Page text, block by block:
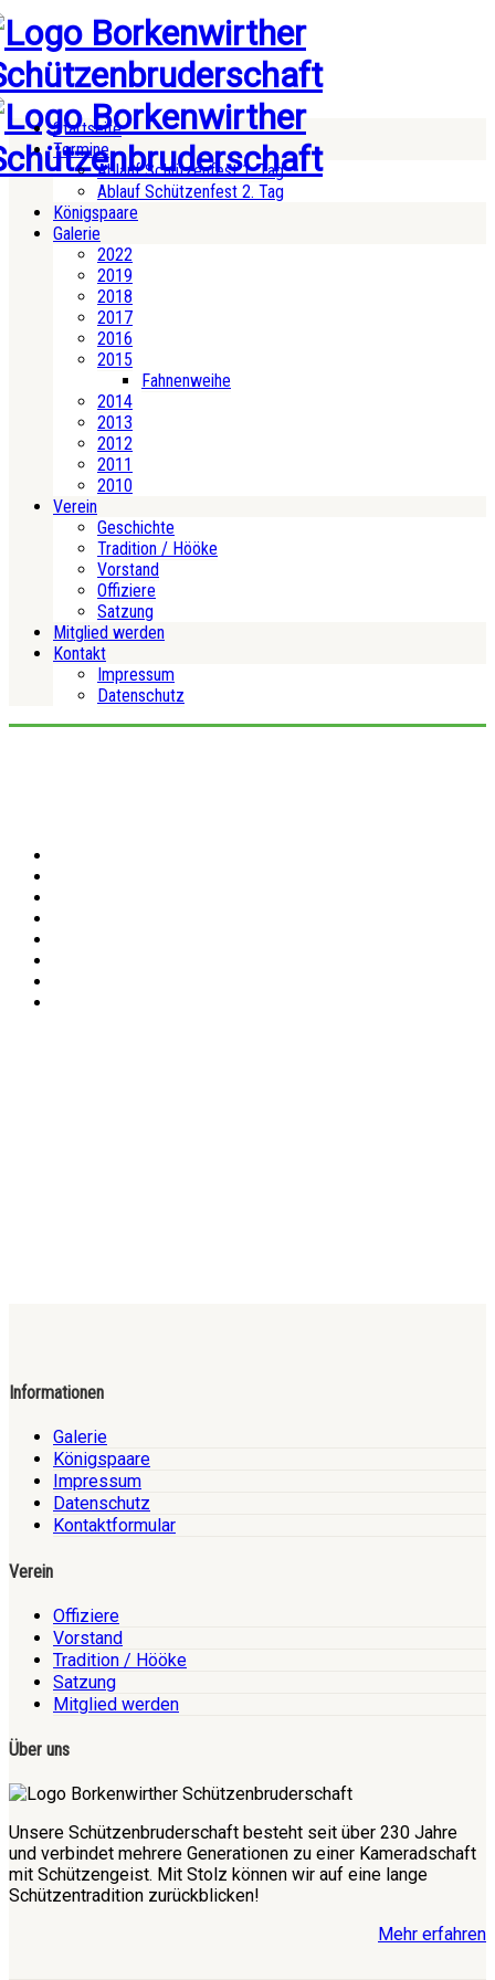
Startseite
Termine
Ablauf Schützenfest 1. Tag
Ablauf Schützenfest 2. Tag
Königspaare
Galerie
2022
2019
2018
2017
2016
2015
Fahnenweihe
2014
2013
2012
2011
2010
Verein
Geschichte
Tradition / Hööke
Vorstand
Offiziere
Satzung
Mitglied werden
Kontakt
Impressum
Datenschutz
Informationen
Galerie
Königspaare
Impressum
Datenschutz
Kontaktformular
Verein
Offiziere
Vorstand
Tradition / Hööke
Satzung
Mitglied werden
Über uns
Unsere Schützenbruderschaft besteht seit über 230 Jahre
und verbindet mehrere Generationen zu einer Kameradschaft
mit Schützengeist. Mit Stolz können wir auf eine lange
Schützentradition zurückblicken!
Mehr erfahren